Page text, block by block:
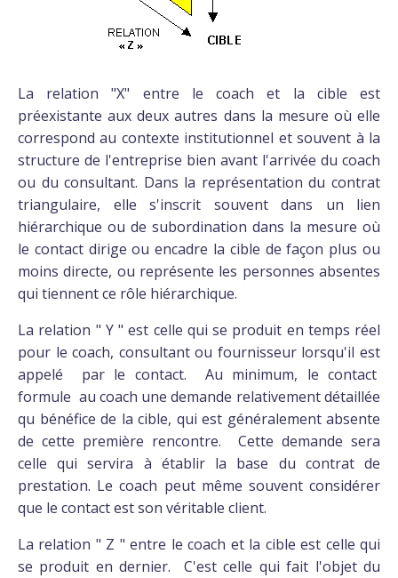
La relation "X" entre le coach et la cible est
préexistante aux deux autres dans la mesure où elle
correspond au contexte institutionnel et souvent à la
structure de l'entreprise bien avant l'arrivée du coach
ou du consultant. Dans la représentation du contrat
triangulaire, elle s'inscrit souvent dans un lien
hiérarchique ou de subordination dans la mesure où
le contact dirige ou encadre la cible de façon plus ou
moins directe, ou représente les personnes absentes
qui tiennent ce rôle hiérarchique.
La relation " Y " est celle qui se produit en temps réel
pour le coach, consultant ou fournisseur lorsqu'il est
appelé par le contact. Au minimum, le contact
formule au coach une demande relativement détaillée
qu bénéfice de la cible, qui est généralement absente
de cette première rencontre. Cette demande sera
celle qui servira à établir la base du contrat de
prestation. Le coach peut même souvent considérer
que le contact est son véritable client.
La relation " Z " entre le coach et la cible est celle qui
se produit en dernier. C'est celle qui fait l'objet du